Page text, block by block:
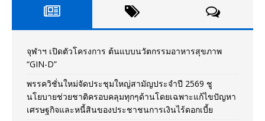
จุฬาฯ เปิดตัวโครงการ ต้นแบบนวัตกรรมอาหารสุขภาพ
“GIN-D”
พรรควิชั่นใหม่จัดประชุมใหญ่สามัญประจำปี 2569 ชู
นโยบายช่วยชาติครอบคลุมทุกๆด้านโดยเฉพาะแก้ไขปัญหา
เศรษฐกิจและหนี้สินของประชาชนการเงินไร้ดอกเบี้ย